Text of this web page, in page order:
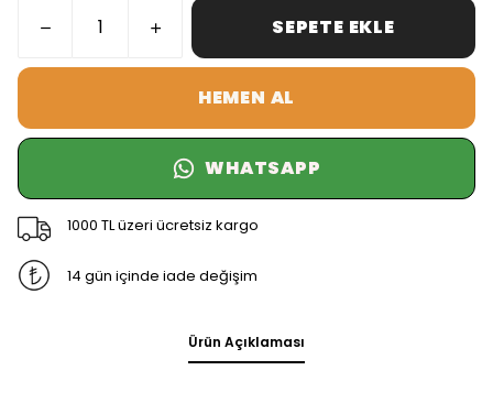
SEPETE EKLE
HEMEN AL
WHATSAPP
1000 TL üzeri ücretsiz kargo
14 gün içinde iade değişim
Ürün Açıklaması